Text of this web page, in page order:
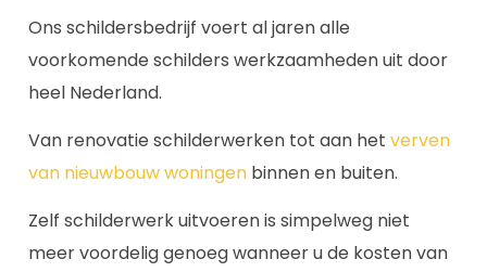
Ons schildersbedrijf voert al jaren alle
voorkomende schilders werkzaamheden uit door
heel Nederland.
Van renovatie schilderwerken tot aan het verven
van nieuwbouw woningen binnen en buiten.
Zelf schilderwerk uitvoeren is simpelweg niet
meer voordelig genoeg wanneer u de kosten van